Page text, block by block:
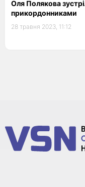
Оля Полякова
прикордонниками
28 травня 2023, 11:12